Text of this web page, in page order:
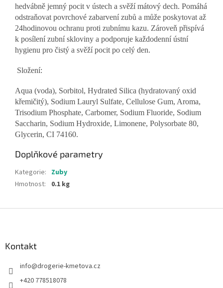
hedvábně jemný pocit v ústech a svěží mátový dech. Pomáhá
odstraňovat povrchové zabarvení zubů a může poskytovat až
24hodinovou ochranu proti zubnímu kazu. Zároveň přispívá
k posílení zubní skloviny a podporuje každodenní ústní
hygienu pro čistý a svěží pocit po celý den.
Složení:
Aqua (voda), Sorbitol, Hydrated Silica (hydratovaný oxid
křemičitý), Sodium Lauryl Sulfate, Cellulose Gum, Aroma,
Trisodium Phosphate, Carbomer, Sodium Fluoride, Sodium
Saccharin, Sodium Hydroxide, Limonene, Polysorbate 80,
Glycerin, CI 74160.
Doplňkové parametry
Kategorie: Zuby
Hmotnost: 0.1 kg
Kontakt
info@drogerie-kmetova.cz
+420 778518078